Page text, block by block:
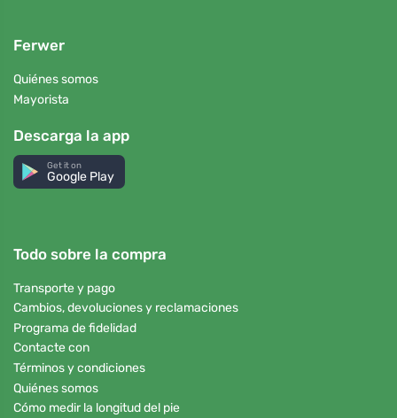
Ferwer
Quiénes somos
Mayorista
Descarga la app
Get it on
Google Play
Todo sobre la compra
Transporte y pago
Cambios, devoluciones y reclamaciones
Programa de fidelidad
Contacte con
Términos y condiciones
Quiénes somos
Cómo medir la longitud del pie